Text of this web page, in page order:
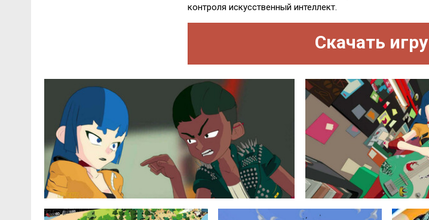
контроля искусственный интеллект.
Скачать игру